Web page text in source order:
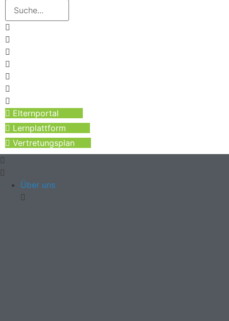
Elternportal
Lernplattform
Vertretungsplan
Über uns